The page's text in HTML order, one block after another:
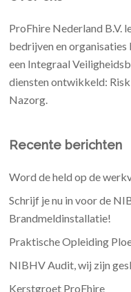
ProFhire Nederland B.V.
bedrijven en
een Integraal
diensten ontwikkeld:
Nazorg.
Recente berichten
Word de held op de
Schrijf je nu in voor de
Brandmeldinstallatie!
Praktische Opleiding
NIBHV Audit, wij zijn
Kerstgroet ProFhire